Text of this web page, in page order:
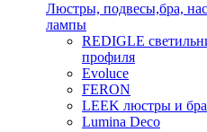
Люстры, подвесы,бра,
лампы
REDIGLE
профиля
Evoluce
FERON
LEEK люстры и бра
Lumina Deco